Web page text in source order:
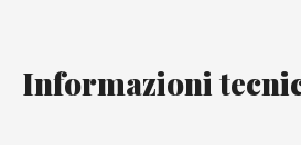
Informazioni